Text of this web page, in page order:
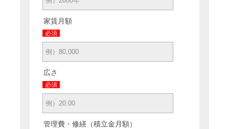
家賃月額
必須
広さ
必須
管理費・修繕（積立金月額）